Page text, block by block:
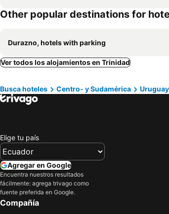
Other popular destinations for
Durazno, hotels with parking
Ver todos los alojamientos en Trinidad
Busca hoteles Centro- y Sudamérica Uruguay
Elige tu país
Agregar en Google
Encuentra nuestros resultados
fácilmente: agrega trivago como
fuente preferida en Google.
Compañía